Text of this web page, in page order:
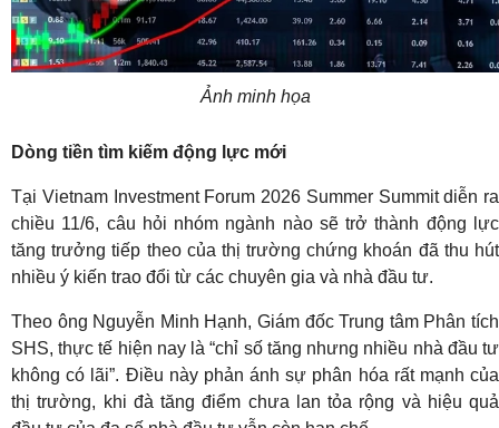
Ảnh minh họa
Dòng tiền tìm kiếm động lực mới
Tại Vietnam Investment Forum 2026 Summer Summit diễn ra
chiều 11/6, câu hỏi nhóm ngành nào sẽ trở thành động lực
tăng trưởng tiếp theo của thị trường chứng khoán đã thu hút
nhiều ý kiến trao đổi từ các chuyên gia và nhà đầu tư.
Theo ông Nguyễn Minh Hạnh, Giám đốc Trung tâm Phân tích
SHS, thực tế hiện nay là “chỉ số tăng nhưng nhiều nhà đầu tư
không có lãi”. Điều này phản ánh sự phân hóa rất mạnh của
thị trường, khi đà tăng điểm chưa lan tỏa rộng và hiệu quả